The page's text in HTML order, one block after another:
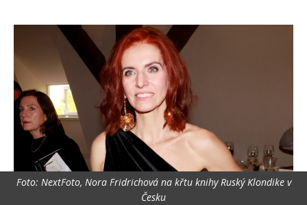
Foto: NextFoto, Nora Fridrichová na křtu knihy Ruský Klondike v
Česku